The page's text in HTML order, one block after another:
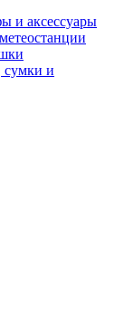
и аксессуары
и